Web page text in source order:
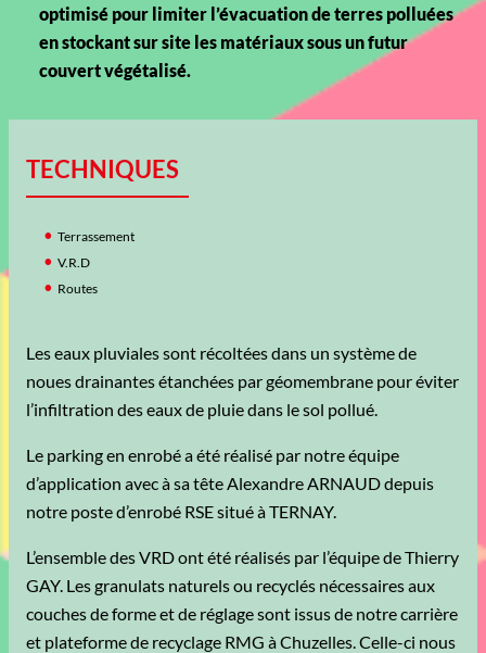
optimisé pour limiter l’évacuation de terres polluées
en stockant sur site les matériaux sous un futur
couvert végétalisé.
TECHNIQUES
Terrassement
V.R.D
Routes
Les eaux pluviales sont récoltées dans un système de
noues drainantes étanchées par géomembrane pour éviter
l’infiltration des eaux de pluie dans le sol pollué.
Le parking en enrobé a été réalisé par notre équipe
d’application avec à sa tête Alexandre ARNAUD depuis
notre poste d’enrobé RSE situé à TERNAY.
L’ensemble des VRD ont été réalisés par l’équipe de Thierry
GAY. Les granulats naturels ou recyclés nécessaires aux
couches de forme et de réglage sont issus de notre carrière
et plateforme de recyclage RMG à Chuzelles. Celle-ci nous